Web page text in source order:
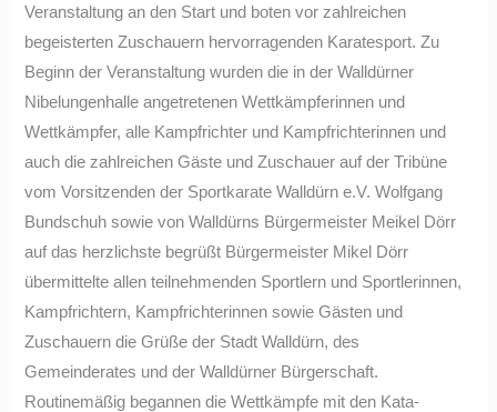
Veranstaltung an den Start und boten vor zahlreichen
begeisterten Zuschauern hervorragenden Karatesport. Zu
Beginn der Veranstaltung wurden die in der Walldürner
Nibelungenhalle angetretenen Wettkämpferinnen und
Wettkämpfer, alle Kampfrichter und Kampfrichterinnen und
auch die zahlreichen Gäste und Zuschauer auf der Tribüne
vom Vorsitzenden der Sportkarate Walldürn e.V. Wolfgang
Bundschuh sowie von Walldürns Bürgermeister Meikel Dörr
auf das herzlichste begrüßt Bürgermeister Mikel Dörr
übermittelte allen teilnehmenden Sportlern und Sportlerinnen,
Kampfrichtern, Kampfrichterinnen sowie Gästen und
Zuschauern die Grüße der Stadt Walldürn, des
Gemeinderates und der Walldürner Bürgerschaft.
Routinemäßig begannen die Wettkämpfe mit den Kata-